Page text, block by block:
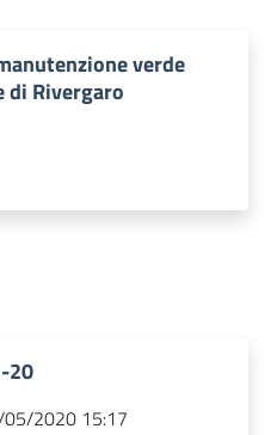
verde
di Rivergaro
20
2020 15:17